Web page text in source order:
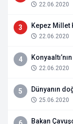
22.06.2020
3 Kepez Millet
22.06.2020
4
22.06.2020
5 Dünyanın
25.06.2020
Bakan